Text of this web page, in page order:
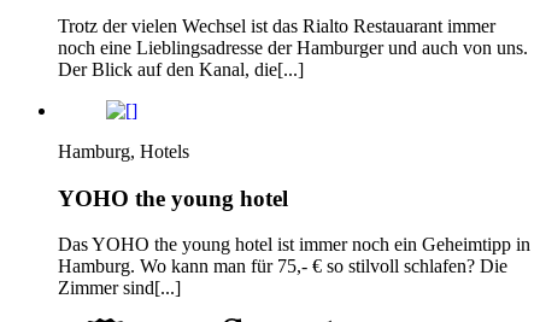
Trotz der vielen Wechsel ist das Rialto Restauarant immer
noch eine Lieblingsadresse der Hamburger und auch von uns.
Der Blick auf den Kanal, die[...]
Hamburg, Hotels
YOHO the young hotel
Das YOHO the young hotel ist immer noch ein Geheimtipp in
Hamburg. Wo kann man für 75,- € so stilvoll schlafen? Die
Zimmer sind[...]